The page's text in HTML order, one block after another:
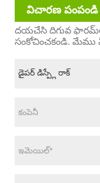
విచారణ పంపండి
దయచేసి దిగువ
సంకోచించకండి. మేము